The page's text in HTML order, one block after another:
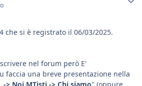
che si è registrato il 06/03/2025.
nel forum però E'
faccia una breve presentazione nella